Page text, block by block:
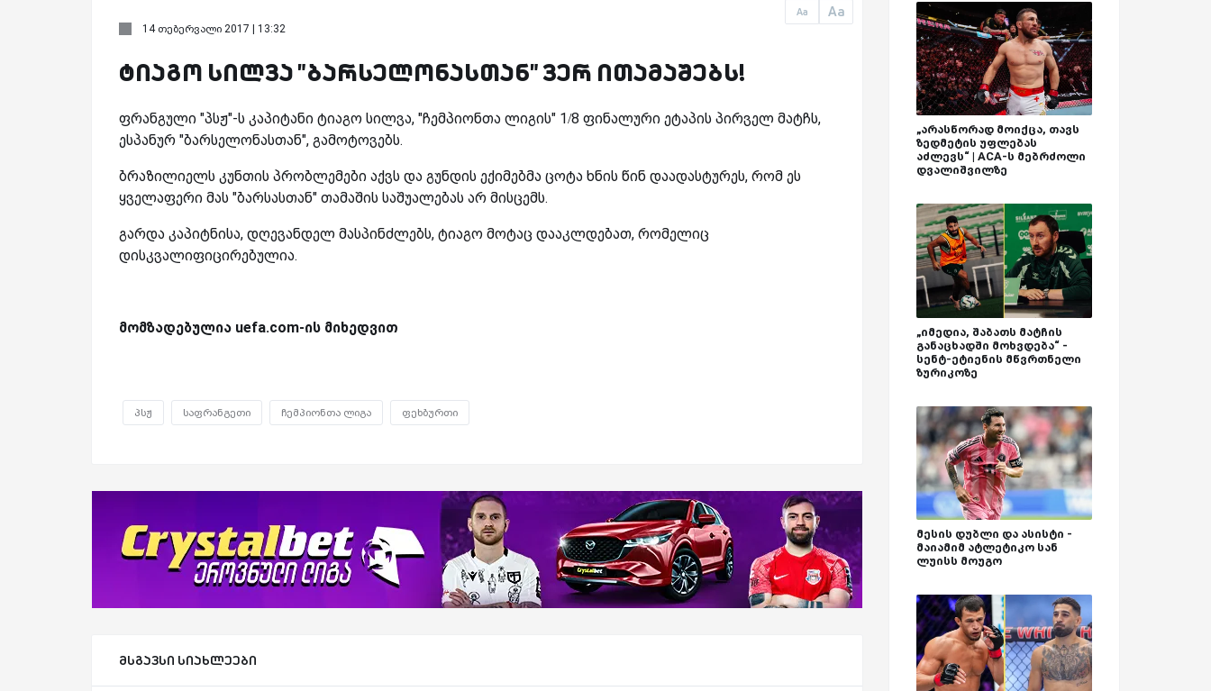
Aa Aa
14 თებერვალი 2017 | 13:32
ტიაგო სილვა "ბარსელონასთან" ვერ ითამაშებს!
ფრანგული "პსჟ"-ს კაპიტანი ტიაგო სილვა, "ჩემპიონთა ლიგის" 1/8 ფინალური ეტაპის პირველ მატჩს,
ესპანურ "ბარსელონასთან", გამოტოვებს.
ბრაზილიელს კუნთის პრობლემები აქვს და გუნდის ექიმებმა ცოტა ხნის წინ დაადასტურეს, რომ ეს
ყველაფერი მას "ბარსასთან" თამაშის საშუალებას არ მისცემს.
გარდა კაპიტნისა, დღევანდელ მასპინძლებს, ტიაგო მოტაც დააკლდებათ, რომელიც
დისკვალიფიცირებულია.
მომზადებულია uefa.com-ის მიხედვით
პსჟ საფრანგეთი ჩემპიონთა ლიგა ფეხბურთი
მსგავსი სიახლეები
„არასწორად მოიქცა, თავს
ზედმეტის უფლებას
აძლევს“ | ACA-ს მებრძოლი
დვალიშვილზე
„იმედია, შაბათს მატჩის
განაცხადში მოხვდება“ -
სენტ-ეტიენის მწვრთნელი
ზურიკოზე
მესის დუბლი და ასისტი -
მაიამიმ ატლეტიკო სან
ლუისს მოუგო